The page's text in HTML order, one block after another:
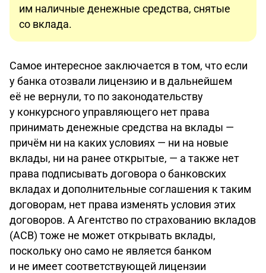
им наличные денежные средства, снятые
со вклада.
Самое интересное заключается в том, что если
у банка отозвали лицензию и в дальнейшем
её не вернули, то по законодательству
у конкурсного управляющего нет права
принимать денежные средства на вклады —
причём ни на каких условиях — ни на новые
вклады, ни на ранее открытые, — а также нет
права подписывать договора о банковских
вкладах и дополнительные соглашения к таким
договорам, нет права изменять условия этих
договоров. А Агентство по страхованию вкладов
(АСВ) тоже не может открывать вклады,
поскольку оно само не является банком
и не имеет соответствующей лицензии